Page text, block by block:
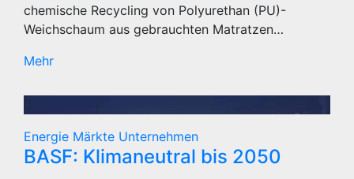
chemische Recycling von Polyurethan (PU)-
Weichschaum aus gebrauchten Matratzen…
Mehr
Energie Märkte Unternehmen
BASF: Klimaneutral bis 2050